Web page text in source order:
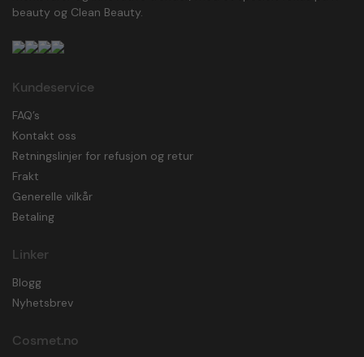
beauty og Clean Beauty.
Kundeservice
FAQ’s
Kontakt oss
Retningslinjer for refusjon og retur
Frakt
Generelle vilkår
Betaling
Linker
Blogg
Nyhetsbrev
Cosmet.no